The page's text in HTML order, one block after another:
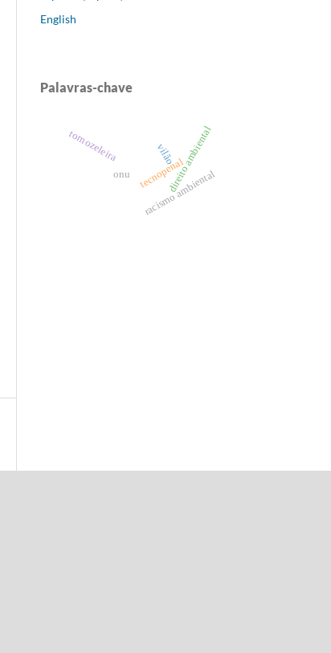
English
Palavras-chave
tornozeleira
tecnopenal
vilãodireito ambiental
racismo ambiental
onu